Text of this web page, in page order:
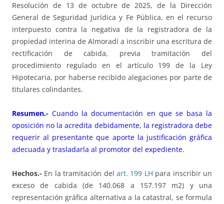
Resolución de 13 de octubre de 2025, de la Dirección
General de Seguridad Jurídica y Fe Pública, en el recurso
interpuesto contra la negativa de la registradora de la
propiedad interina de Almoradí a inscribir una escritura de
rectificación de cabida, previa tramitación del
procedimiento regulado en el artículo 199 de la Ley
Hipotecaria, por haberse recibido alegaciones por parte de
titulares colindantes.
Resumen.- Cuando la documentación en que se basa la
oposición no la acredita debidamente, la registradora debe
requerir al presentante que aporte la justificación gráfica
adecuada y trasladarla al promotor del expediente.
Hechos.- En la tramitación del art. 199 LH para inscribir un
exceso de cabida (de 140.068 a 157.197 m2) y una
representación gráfica alternativa a la catastral, se formula